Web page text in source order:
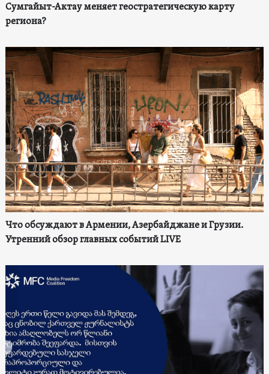
Сумгайыт-Актау меняет геостратегическую карту
региона?
Что обсуждают в Армении, Азербайджане и Грузии.
Утренний обзор главных событий LIVE